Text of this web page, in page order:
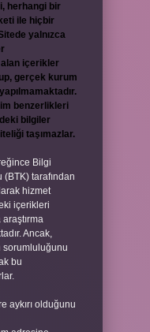
herhangi bir
ile hiçbir
yalnızca
alan içerikler
gerçek kurum
benzerlikleri
bilgiler
taşımazlar.
Bilgi
tarafından
hizmet
içerikleri
Ancak,
sorumluluğunu
bu
aykırı olduğunu